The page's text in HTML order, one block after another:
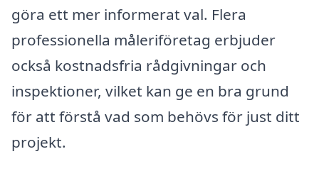
göra ett mer informerat val. Flera
professionella måleriföretag erbjuder
också kostnadsfria rådgivningar och
inspektioner, vilket kan ge en bra grund
för att förstå vad som behövs för just ditt
projekt.